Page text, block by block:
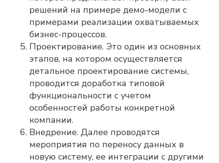
решений на примере демо-модели с
примерами реализации охватываемых
бизнес-процессов.
Проектирование. Это один из основных
этапов, на котором осуществляется
детальное проектирование системы,
проводится доработка типовой
функциональности с учетом
особенностей работы конкретной
компании.
Внедрение. Далее проводятся
мероприятия по переносу данных в
новую систему, ее интеграции с другими
Adeptik APS
Современное решение класса APS
(Advanced Planning & Scheduling) для
объемно-календарного
и оперативного
производственного планирования